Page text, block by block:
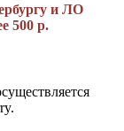
и ЛО
500 р.